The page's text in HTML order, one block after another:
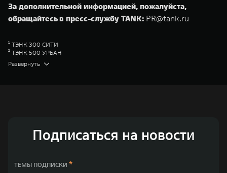
За дополнительной информацией, пожалуйста,
обращайтесь в пресс-службу TANK: PR@tank.ru
¹ ТЭНК 300 СИТИ
² ТЭНК 500 УРБАН
³ ТЭНК 500 БЛЭКТРЭЙЛ
⁴ ОРА 03
GWM включает проектирование, исследования и разработки,
производство, продажу и обслуживание автомобилей и запчастей.
использующих альтернативные источники энергии. Это обеспечивает
Развернуть
Подписаться на новости
ТЕМЫ ПОДПИСКИ *